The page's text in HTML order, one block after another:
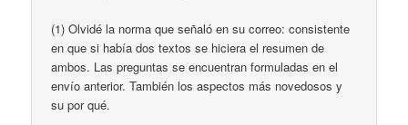
(1) Olvidé la norma que señaló en su correo: consistente
en que si había dos textos se hiciera el resumen de
ambos. Las preguntas se encuentran formuladas en el
envío anterior. También los aspectos más novedosos y
su por qué.